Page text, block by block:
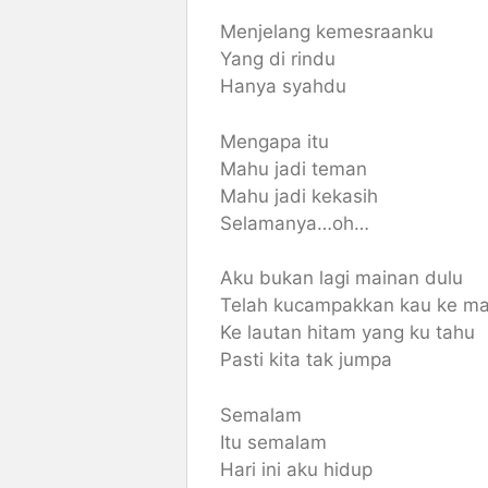
Menjelang kemesraanku
Yang di rindu
Hanya syahdu
Mengapa itu
Mahu jadi teman
Mahu jadi kekasih
Selamanya…oh…
Aku bukan lagi mainan dulu
Telah kucampakkan kau ke
Ke lautan hitam yang ku tahu
Pasti kita tak jumpa
Semalam
Itu semalam
Hari ini aku hidup